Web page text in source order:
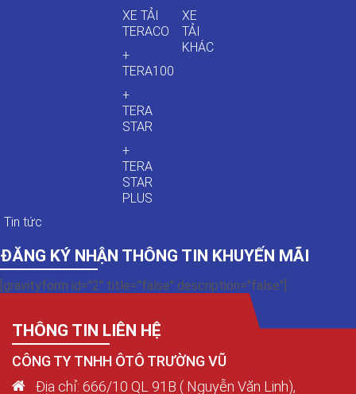
XE TẢI
TERACO
+
TERA100
+
TERA
STAR
+
TERA
STAR
PLUS
XE
TẢI
KHÁC
Tin tức
ĐĂNG KÝ NHẬN THÔNG TIN KHUYẾN MÃI
[gravityform id="2" title="false" description="false"]
THÔNG TIN LIÊN HỆ
CÔNG TY TNHH ÔTÔ TRƯỜNG VŨ
Địa chỉ: 666/10 QL 91B ( Nguyễn Văn Linh),